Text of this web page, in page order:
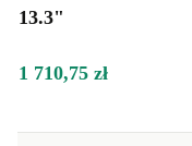
13.3"
1 710,75 zł